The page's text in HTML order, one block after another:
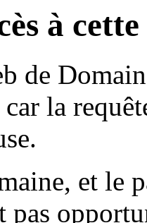
à
de
la
et le
pas